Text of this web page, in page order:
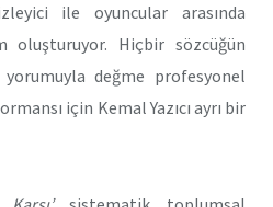
ile oyuncular arasında
oluşturuyor. Hiçbir sözcüğün
değme profesyonel
için Kemal Yazıcı ayrı bir